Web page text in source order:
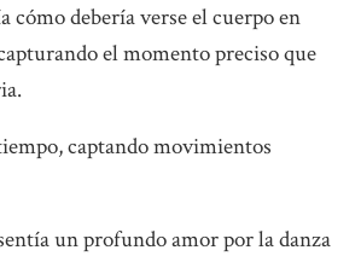
cómo debería verse el cuerpo en
el momento preciso que
captando movimientos
un profundo amor por la danza